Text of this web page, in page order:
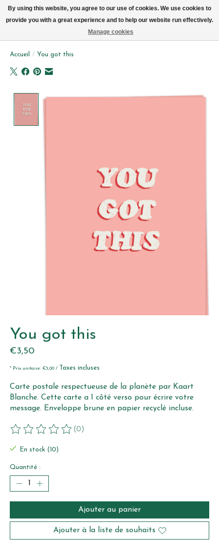
Accueil / You got this
Product image slideshow Items
You got this
€3,50
* Prix unitaire: €3,00 / Taxes incluses
Carte postale respectueuse de la planète par Kaart
Blanche. Cette carte a 1 côté verso pour écrire votre
message. Enveloppe brune en papier recyclé incluse.
Ce produit est évalué à
(0)
En stock (10)
Quantité :
Ajouter au panier
Ajouter à la liste de souhaits
By using this website, you agree to our use of cookies. We use cookies to
provide you with a great experience and to help our website run effectively.
Manage cookies